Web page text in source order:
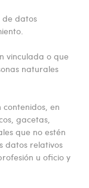
de datos
vinculada o que
naturales
contenidos, en
gacetas,
que no estén
datos relativos
u oficio y